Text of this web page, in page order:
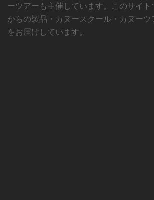
ーツアーも主催しています。このサイ
からの製品・カヌースクール・カヌーツ
をお届けしています。